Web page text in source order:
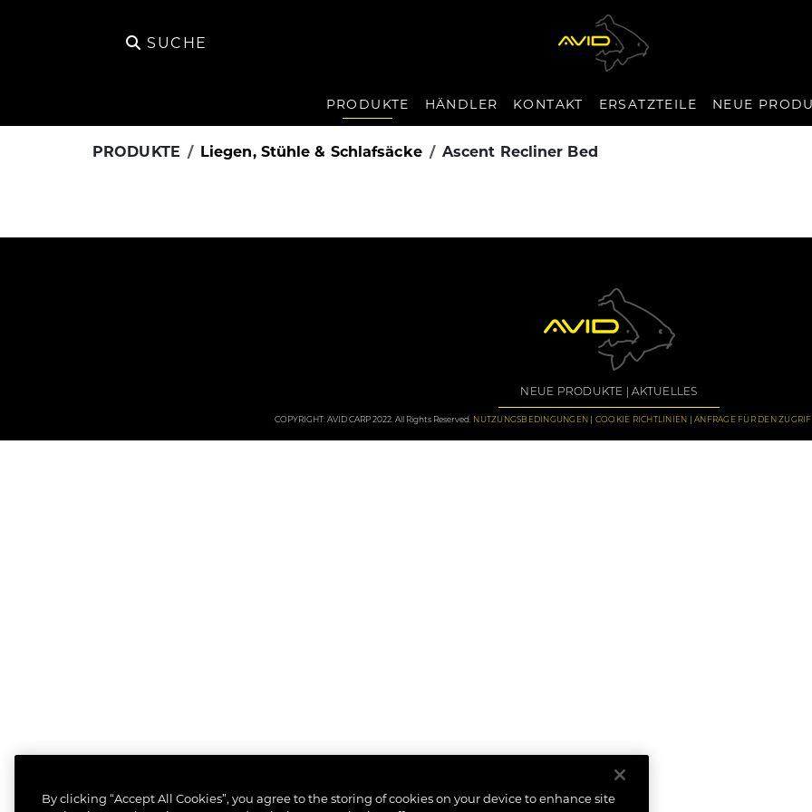
SUCHE
PRODUKTE HÄNDLER KONTAKT ERSATZTEILE NEUE
PRODUKTE Liegen, Stühle & Schlafsäcke Ascent Recliner Bed
NEUE PRODUKTE AKTUELLES
COPYRIGHT: AVID CARP 2022. All Rights Reserved. NUTZUNGSBEDINGUNGEN COOKIE RICHTLINIEN ANFRAGE FÜR DEN
By clicking “Accept All Cookies”, you agree to the storing of cookies on your device to enhance site